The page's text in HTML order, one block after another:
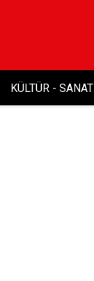
KÜLTÜR - SANAT